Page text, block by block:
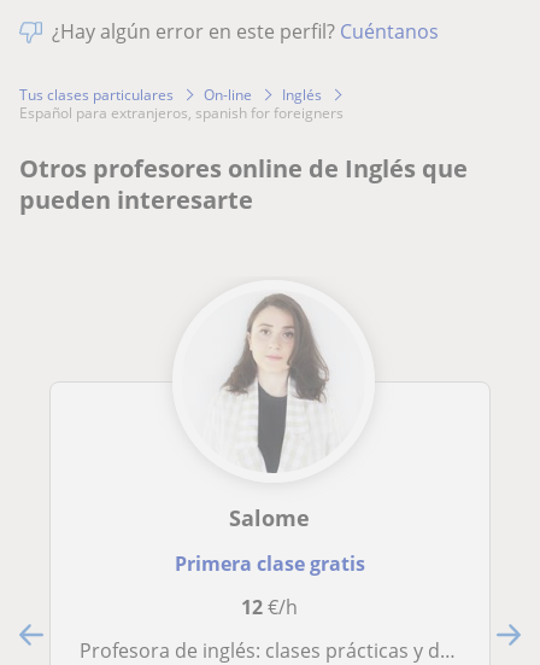
¿Hay algún error en este perfil? Cuéntanos
Tus clases particulares On-line
Inglés
español para extranjeros, spanish for foreigners
Otros profesores online de Inglés que
pueden interesarte
Salome
Primera clase gratis
12€/h
Profesora de inglés: clases prácticas y dinámicas para todos los niveles (A1-B1)